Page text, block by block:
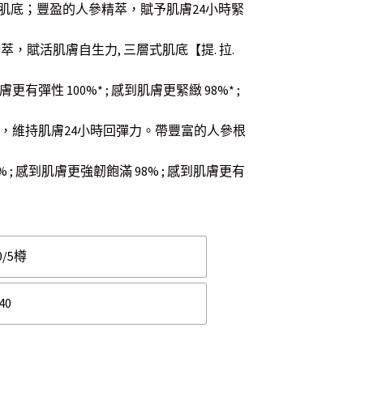
底；豐盈的人參精萃，賦予肌膚24小時緊
，賦活肌膚自生力, 三層式肌底【提. 拉.
更有彈性 100%* ; 感到肌膚更緊緻 98%* ;
維持肌膚24小時回彈力。帶豐富的人參根
; 感到肌膚更強韌飽滿 98% ; 感到肌膚更有
5樽